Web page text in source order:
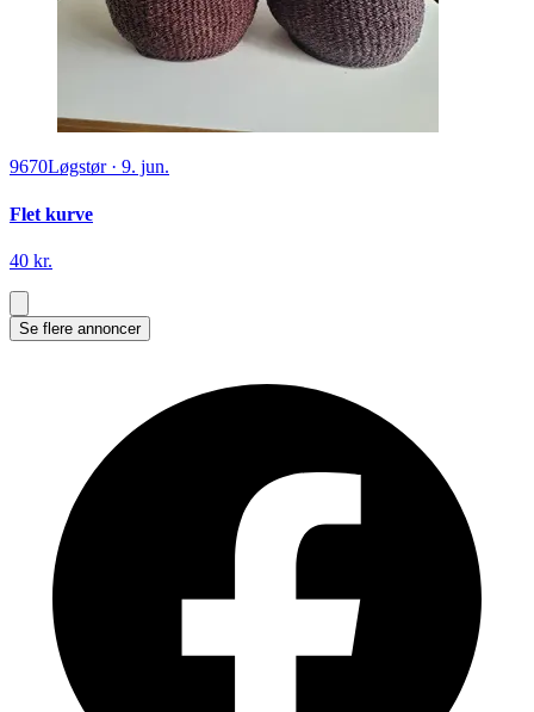
9670Løgstør· 9. jun.
Flet kurve
40 kr.
Se flere annoncer